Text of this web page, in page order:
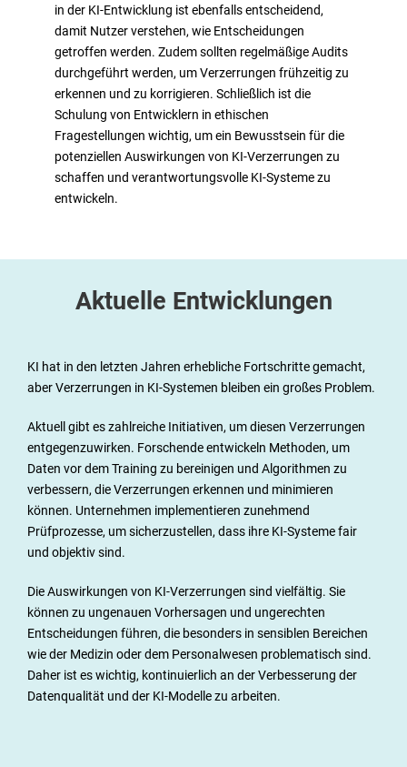
in der KI-Entwicklung ist ebenfalls entscheidend,
damit Nutzer verstehen, wie Entscheidungen
getroffen werden. Zudem sollten regelmäßige Audits
durchgeführt werden, um Verzerrungen frühzeitig zu
erkennen und zu korrigieren. Schließlich ist die
Schulung von Entwicklern in ethischen
Fragestellungen wichtig, um ein Bewusstsein für die
potenziellen Auswirkungen von KI-Verzerrungen zu
schaffen und verantwortungsvolle KI-Systeme zu
entwickeln.
Aktuelle Entwicklungen
KI hat in den letzten Jahren erhebliche Fortschritte gemacht,
aber Verzerrungen in KI-Systemen bleiben ein großes Problem.
Aktuell gibt es zahlreiche Initiativen, um diesen Verzerrungen
entgegenzuwirken. Forschende entwickeln Methoden, um
Daten vor dem Training zu bereinigen und Algorithmen zu
verbessern, die Verzerrungen erkennen und minimieren
können. Unternehmen implementieren zunehmend
Prüfprozesse, um sicherzustellen, dass ihre KI-Systeme fair
und objektiv sind.
Die Auswirkungen von KI-Verzerrungen sind vielfältig. Sie
können zu ungenauen Vorhersagen und ungerechten
Entscheidungen führen, die besonders in sensiblen Bereichen
wie der Medizin oder dem Personalwesen problematisch sind.
Daher ist es wichtig, kontinuierlich an der Verbesserung der
Datenqualität und der KI-Modelle zu arbeiten.